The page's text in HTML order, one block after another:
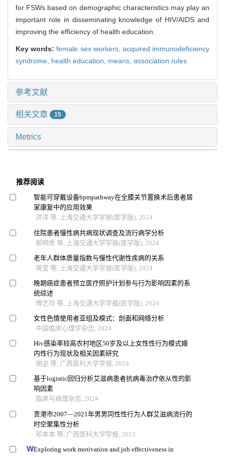
for FSWs based on demographic characteristics may play an
important role in disseminating knowledge of HIV/AIDS and
improving the efficiency of health education.
Key words:female sex workers, acquired immunodeficiency
syndrome, health education, means, association rules
参考文献
相关文章 15
Metrics
推荐阅读
智能可穿戴设备bpmpathway在全膝关节置换术后患者居
家康复中的应用效果
洪洋 等, 上海交通大学学报(医学版), 2024
住院患者慢性病共病现状调查及流行病学分析
郝明秀 等, 上海交通大学学报(医学版), 2024
老年人群体质量指数与慢性代谢性疾病的关系
蒋莹 等, 上海交通大学学报(医学版), 2024
晚期癌症患者预立医疗照护计划参与行为影响因素的系
统综述
傅艺玲 等, 上海交通大学学报(医学版), 2024
女性色情使用者亚组及模式：剖面和网络分析
中国临床心理学杂志, 2024
Hiv感染率较高农村地区50岁及以上女性性行为模式婚
内性行为现状及相关因素研究
胡宓 等, 广西医科大学学报, 2024
基于logistic回归分析艾滋病患者抗病毒治疗依从性的影
响因素
临床与病理杂志, 2024
贵港市2007—2021年男男同性性行为人群艾滋病流行的
时空聚集性分析
邓本本 等, 广西医科大学学报, 2023
Exploring work motivation and job effectiveness in